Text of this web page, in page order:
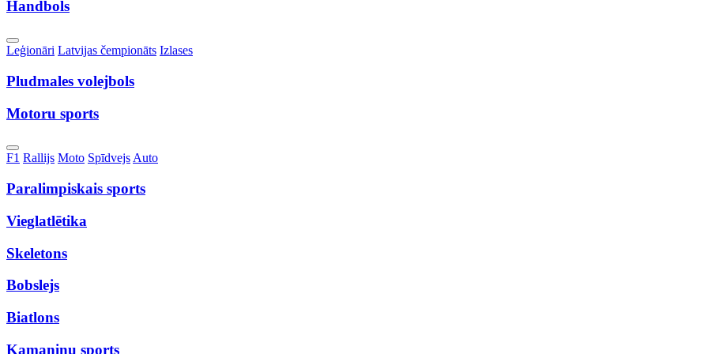
Handbols
Toggle
Dropdown
Leģionāri Latvijas čempionāts Izlases
Pludmales volejbols
Motoru sports
Toggle
Dropdown
F1 Rallijs Moto SpīdvejsAuto
Paralimpiskais sports
Vieglatlētika
Skeletons
Bobslejs
Biatlons
Kamaniņu sports